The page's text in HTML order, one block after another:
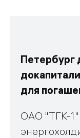
Петербург
для
ОАО "ТГК-1"